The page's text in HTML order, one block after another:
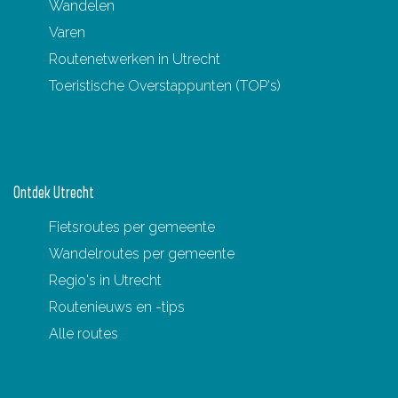
Wandelen
Varen
Routenetwerken in Utrecht
Toeristische Overstappunten (TOP's)
Ontdek Utrecht
Fietsroutes per gemeente
Wandelroutes per gemeente
Regio's in Utrecht
Routenieuws en -tips
Alle routes